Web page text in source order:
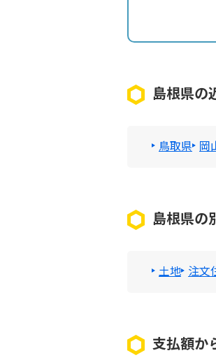
島根県の
鳥取県 岡
島根県の
土地 注文
支払額か